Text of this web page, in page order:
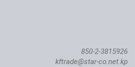
850-2-3815926
kftrade@star-co.net.kp